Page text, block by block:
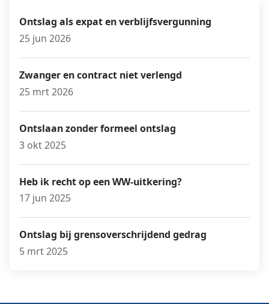
Ontslag als expat en verblijfsvergunning
25 jun 2026
Zwanger en contract niet verlengd
25 mrt 2026
Ontslaan zonder formeel ontslag
3 okt 2025
Heb ik recht op een WW-uitkering?
17 jun 2025
Ontslag bij grensoverschrijdend gedrag
5 mrt 2025